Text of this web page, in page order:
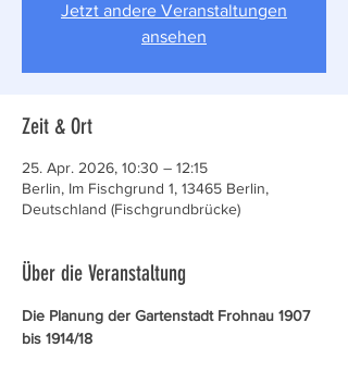
Jetzt andere Veranstaltungen
ansehen
Zeit & Ort
25. Apr. 2026, 10:30 – 12:15
Berlin, Im Fischgrund 1, 13465 Berlin,
Deutschland (Fischgrundbrücke)
Über die Veranstaltung
Die Planung der Gartenstadt Frohnau 1907
bis 1914/18